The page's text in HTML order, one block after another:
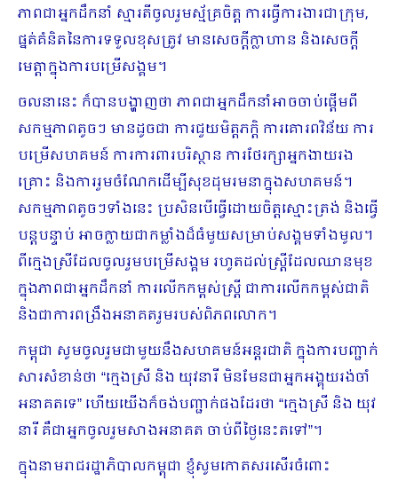
ភាពជាអ្នកដឹកនាំ ស្មារតីចូលរួមស្ម័គ្រចិត្ត ការធ្វើការងារជាក្រុម,
ផ្នត់គំនិតនៃការទទួលខុសត្រូវ មានសេចក្តីក្លាហាន និងសេចក្តី
មេត្តាក្នុងការបម្រើសង្គម។
ចលនានេះ ក៏បានបង្ហាញថា ភាពជាអ្នកដឹកនាំអាចចាប់ផ្តើមពី
សកម្មភាពតូចៗ មានដូចជា ការជួយមិត្តភក្តិ ការគោរពវិន័យ ការ
បម្រើសហគមន៍ ការការពារបរិស្ថាន ការថែរក្សាអ្នកងាយរង
គ្រោះ និងការរួមចំណែកដើម្បីសុខដុមរមនាក្នុងសហគមន៍។
សកម្មភាពតូចៗទាំងនេះ ប្រសិនបើធ្វើដោយចិត្តស្មោះត្រង់ និងធ្វើ
បន្តបន្ទាប់ អាចក្លាយជាកម្លាំងដ៏ធំមួយសម្រាប់សង្គមទាំងមូល។
ពីក្មេងស្រីដែលចូលរួមបម្រើសង្គម រហូតដល់ស្ត្រីដែលឈានមុខ
ក្នុងភាពជាអ្នកដឹកនាំ ការលើកកម្ពស់ស្ត្រី ជាការលើកកម្ពស់ជាតិ
និងជាការពង្រឹងអនាគតរួមរបស់ពិភពលោក។
កម្ពុជា សូមចូលរួមជាមួយនឹងសហគមន៍អន្តរជាតិ ក្នុងការបញ្ជាក់
សារសំខាន់ថា “ក្មេងស្រី និង យុវនារី មិនមែនជាអ្នកអង្គុយរង់ចាំ
អនាគតទេ” ហើយយើងក៏ចង់បញ្ជាក់ផងដែរថា “ក្មេងស្រី និង យុវ
នារី គឺជាអ្នកចូលរួមសាងអនាគត ចាប់ពីថ្ងៃនេះតទៅ”។
ក្នុងនាមរាជរដ្ឋាភិបាលកម្ពុជា ខ្ញុំសូមកោតសរសើរចំពោះ